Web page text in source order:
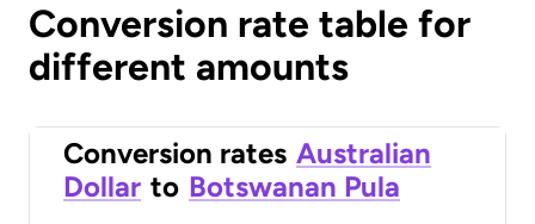
Conversion rate table for
different amounts
Conversion rates Australian
Dollar to Botswanan Pula